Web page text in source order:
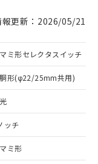
報更新：2026/05/21
ミ形セレクタスイッチ
形(φ22/25mm共用)
ッチ
ミ形